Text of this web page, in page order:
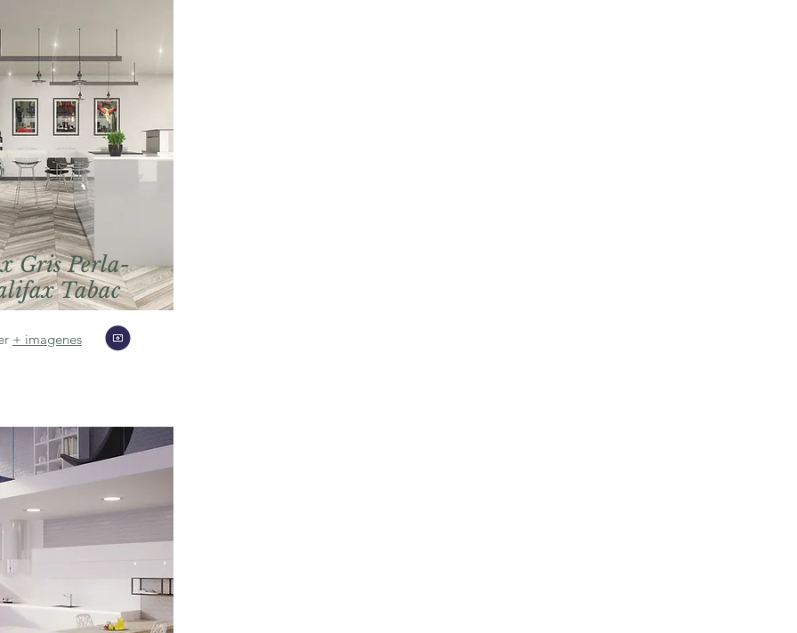
Gris Perla-
Tabac
+ imagenes